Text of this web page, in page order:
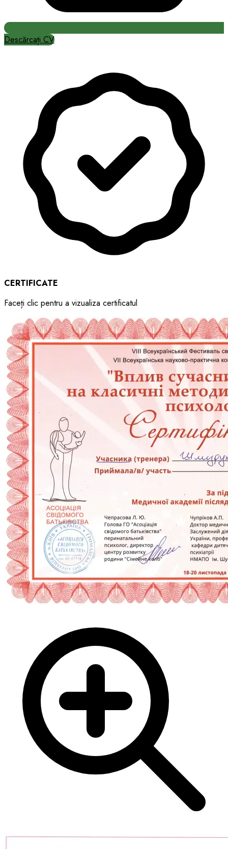
Descărcați CV
CERTIFICATE
Faceți clic pentru a vizualiza certificatul